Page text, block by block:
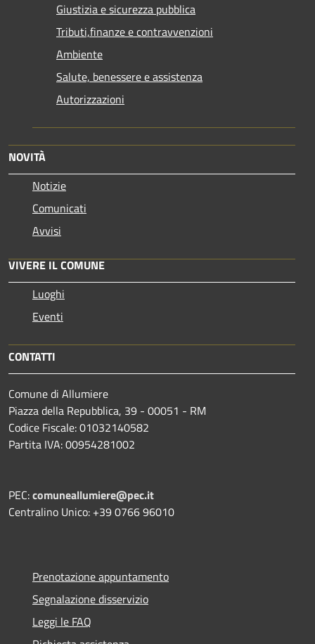
Giustizia e sicurezza pubblica
Tributi,finanze e contravvenzioni
Ambiente
Salute, benessere e assistenza
Autorizzazioni
NOVITÀ
Notizie
Comunicati
Avvisi
VIVERE IL COMUNE
Luoghi
Eventi
CONTATTI
Comune di Allumiere
Piazza della Repubblica, 39 - 00051 - RM
Codice Fiscale: 01032140582
Partita IVA: 00954281002
PEC:comuneallumiere@pec.it
Centralino Unico: +39 0766 96010
Prenotazione appuntamento
Segnalazione disservizio
Leggi le FAQ